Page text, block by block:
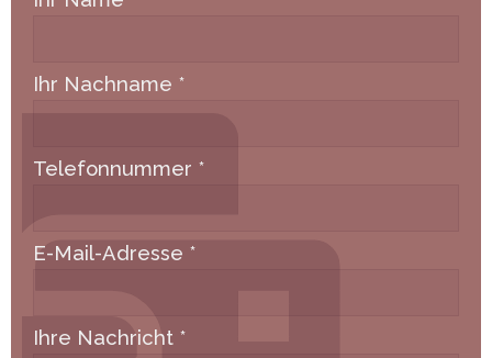
Ihr Nachname *
Telefonnummer *
E-Mail-Adresse *
Ihre Nachricht *